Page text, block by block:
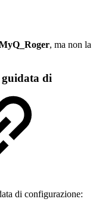
, ma non la
di
di configurazione: